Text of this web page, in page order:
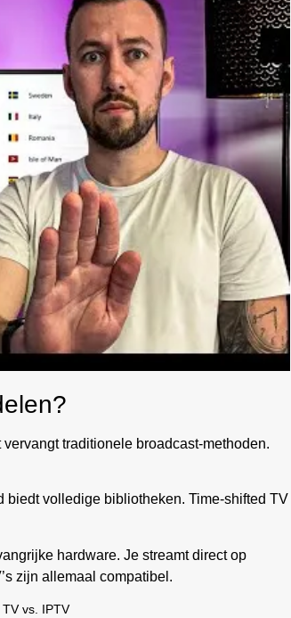
traditionele broadcast-methoden.
biedt volledige bibliotheken. Time-shifted TV
hardware. Je streamt direct op
zijn allemaal compatibel.
vs. IPTV